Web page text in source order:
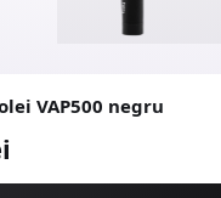
VAP500 negru